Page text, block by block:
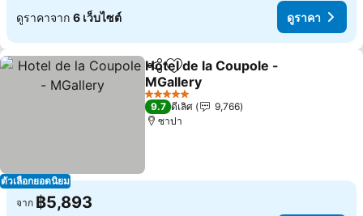
ดูราคาจาก 6 เว็บไซต์ ดูราคา
ตัวเลือกยอดนิยม
แชร์ เพิ่มในรายการโปรด
Hotel de la Coupole -
MGallery
ดูราคา
5 ดาว
9.7 ดีเลิศ
9,766
ซาปา
จาก ฿5,893